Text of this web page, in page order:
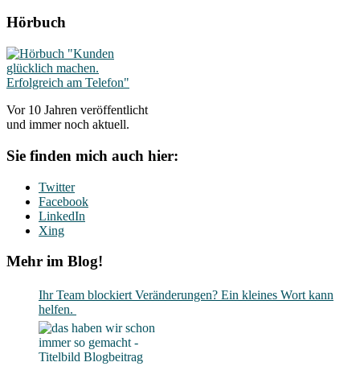
Hörbuch
Vor 10 Jahren veröffentlicht
und immer noch aktuell.
Sie finden mich auch hier:
Twitter
Facebook
LinkedIn
Xing
Mehr im Blog!
Ihr Team blockiert Veränderungen? Ein kleines Wort kann
helfen.